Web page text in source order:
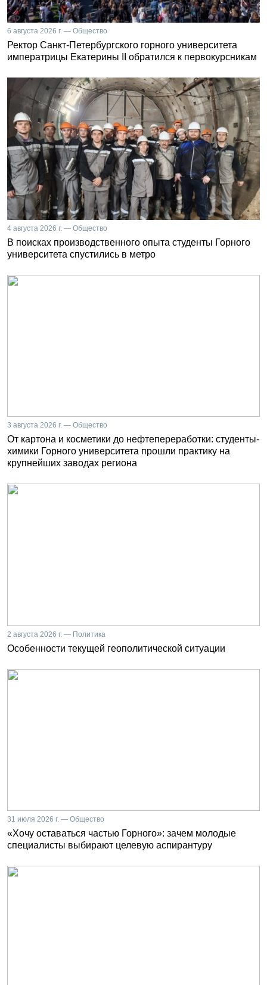
6 августа 2026 г. — Общество
Ректор Санкт-Петербургского горного университета
императрицы Екатерины II обратился к первокурсникам
4 августа 2026 г. — Общество
В поисках производственного опыта студенты Горного
университета спустились в метро
3 августа 2026 г. — Общество
От картона и косметики до нефтепереработки: студенты-
химики Горного университета прошли практику на
крупнейших заводах региона
2 августа 2026 г. — Политика
Особенности текущей геополитической ситуации
31 июля 2026 г. — Общество
«Хочу оставаться частью Горного»: зачем молодые
специалисты выбирают целевую аспирантуру